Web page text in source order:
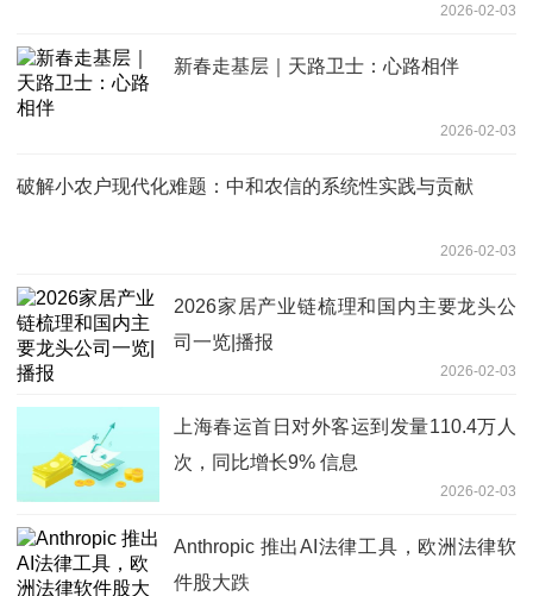
2026-02-03
新春走基层｜天路卫士：心路相伴
2026-02-03
破解小农户现代化难题：中和农信的系统性实践与贡献
2026-02-03
2026家居产业链梳理和国内主要龙头公
司一览|播报
2026-02-03
上海春运首日对外客运到发量110.4万人
次，同比增长9% 信息
2026-02-03
Anthropic 推出AI法律工具，欧洲法律软
件股大跌